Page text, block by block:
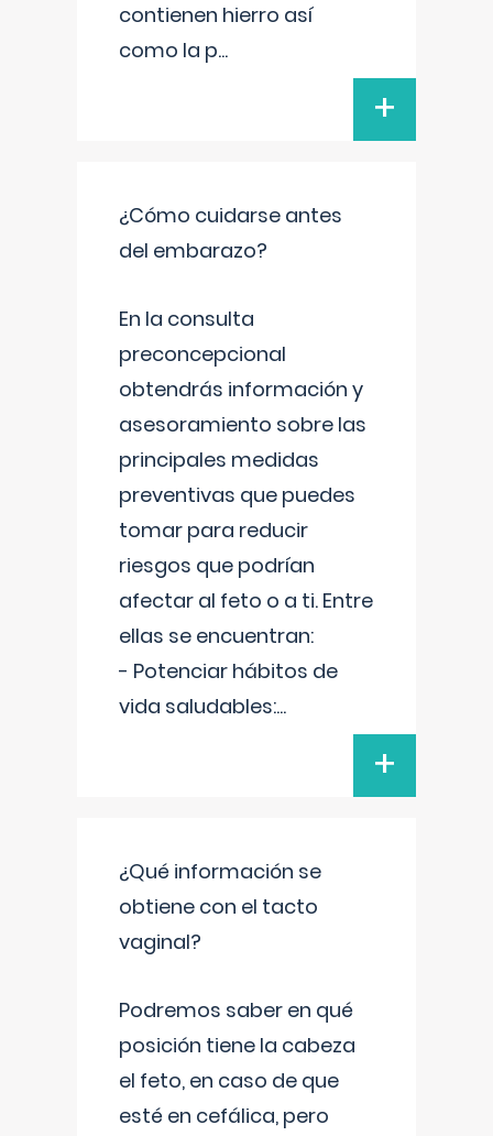
contienen hierro así
como la p...
+
¿Cómo cuidarse antes
del embarazo?
En la consulta
preconcepcional
obtendrás información y
asesoramiento sobre las
principales medidas
preventivas que puedes
tomar para reducir
riesgos que podrían
afectar al feto o a ti. Entre
ellas se encuentran:
- Potenciar hábitos de
vida saludables:...
+
¿Qué información se
obtiene con el tacto
vaginal?
Podremos saber en qué
posición tiene la cabeza
el feto, en caso de que
esté en cefálica, pero